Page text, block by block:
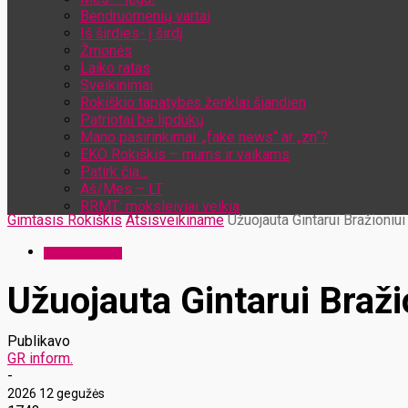
Bendruomenių vartai
Iš širdies- į širdį
Žmonės
Laiko ratas
Sveikinimai
Rokiškio tapatybės ženklai šiandien
Patriotai be lipdukų
Mano pasirinkimai: „fake news“ ar „zn“?
EKO Rokiškis – mums ir vaikams
Patirk čia…
Aš/Mes – LT
RRMT: moksleiviai veikia
Gimtasis Rokiškis Atsisveikiname Užuojauta Gintarui Bražioniui
Užuojauta Gintarui
Publikavo
GR inform.
-
2026 12 gegužės